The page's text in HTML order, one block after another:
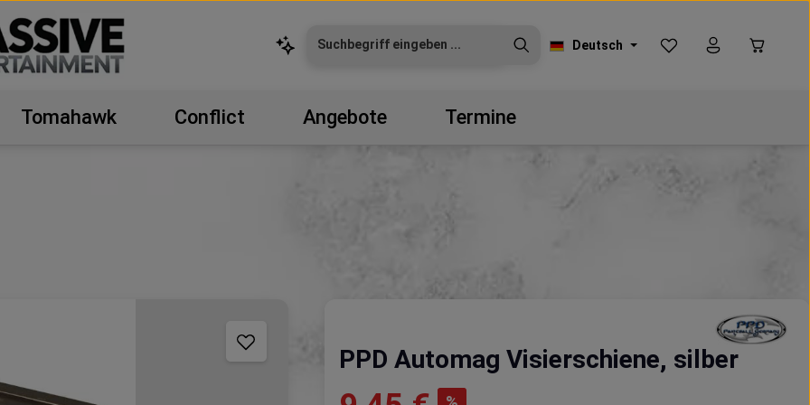
Deutsch
Du hast 0 Produkte
Tomahawk Conflict Angebote Termine
PPD Automag Visierschiene, silber